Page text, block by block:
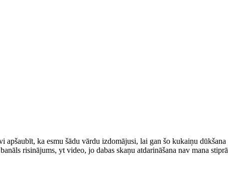
apšaubīt, ka esmu šādu vārdu izdomājusi, lai gan šo kukaiņu dūkšana
risinājums, yt video, jo dabas skaņu atdarināšana nav mana stiprā